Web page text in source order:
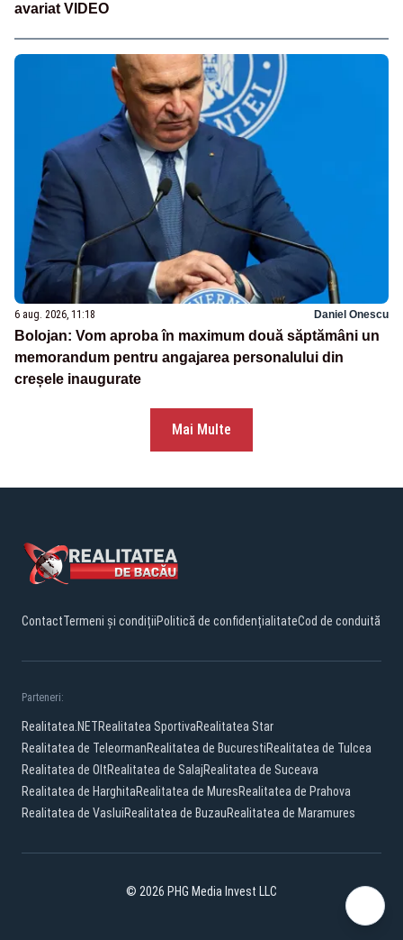
avariat VIDEO
6 aug. 2026, 11:18 Daniel Onescu
Bolojan: Vom aproba în maximum două săptămâni un
memorandum pentru angajarea personalului din
creșele inaugurate
Mai Multe
ContactTermeni și condițiiPolitică de confidențialitateCod de conduită
Parteneri:
Realitatea.NETRealitatea SportivaRealitatea Star
Realitatea de TeleormanRealitatea de BucurestiRealitatea de Tulcea
Realitatea de OltRealitatea de SalajRealitatea de Suceava
Realitatea de HarghitaRealitatea de MuresRealitatea de Prahova
Realitatea de VasluiRealitatea de BuzauRealitatea de Maramures
© 2026 PHG Media Invest LLC